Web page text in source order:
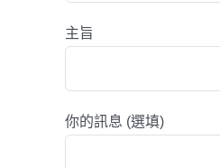
主旨
你的訊息 (選填)